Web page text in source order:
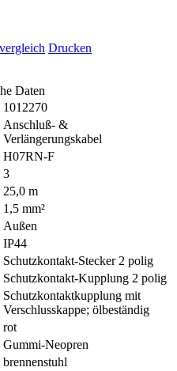
Drucken
Daten
1012270
Anschluß- &
Verlängerungskabel
H07RN-F
3
25,0 m
1,5 mm²
Außen
IP44
Schutzkontakt-Stecker 2 polig
Schutzkontakt-Kupplung 2 polig
Schutzkontaktkupplung mit
Verschlusskappe; ölbeständig
rot
Gummi-Neopren
brennenstuhl